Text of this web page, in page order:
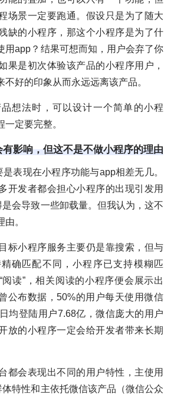
场景一定要跑通。假设只是为了随大
缺的小程序，那这个小程序是为了什
用app？结果可想而知，用户会弃了你
果是初次体验该产品的小程序用户，
不好的印象从而永远远离该产品。
想法时，可以设计一个简单的小程
一定要完整。
影响，但这不是不做小程序的理由
表现在小程序功能与app相差无几。
开发者都会担心小程序的出现引发用
会导致一些卸载量。但我认为，这不
。
标小程序服务主要仍是靠搜索，但与
确匹配不同，小程序已支持模糊匹
读”，相关阅读的小程序便会展示出
公布数据，50%的用户每天使用微信
均登陆用户7.68亿，微信庞大的用户
放的小程序一定会给开发者带来长期
都会表现出不同的用户特性，主使用
特性和主依托微信该产品（微信公众